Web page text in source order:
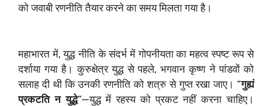
को जवाबी रणनीति तैयार करने का समय मिलता गया है।
महाभारत में, युद्ध नीति के संदर्भ में गोपनीयता का महत्व स्पष्ट रूप से
दर्शाया गया है। कुरुक्षेत्र युद्ध से पहले, भगवान कृष्ण ने पांडवों को
सलाह दी थी कि उनकी रणनीति को शत्रु से गुप्त रखा जाए। “गुह्यं
प्रकटति न युद्धे”—युद्ध में रहस्य को प्रकट नहीं करना चाहिए।